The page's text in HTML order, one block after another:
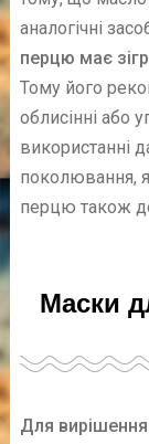
аналогічні
перцю має
Тому його
облисінні або
використанні
поколювання,
перцю також
Маски
Для